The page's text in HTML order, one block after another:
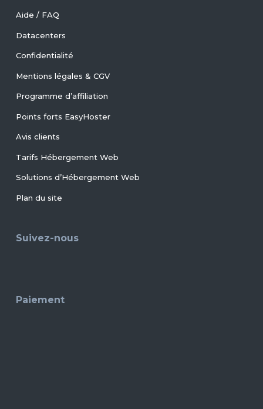
Aide / FAQ
Datacenters
Confidentialité
Mentions légales & CGV
Programme d’affiliation
Points forts EasyHoster
Avis clients
Tarifs Hébergement Web
Solutions d’Hébergement Web
Plan du site
Suivez-nous
Paiement